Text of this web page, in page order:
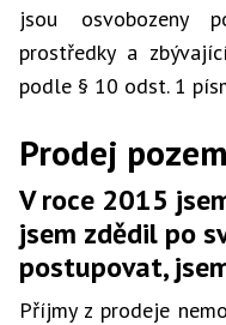
jsou osvobozeny
prostředky a
podle § 10 odst. 1
Prodej
V roce 2015
jsem zdědil po
postupovat,
Příjmy z prodeje